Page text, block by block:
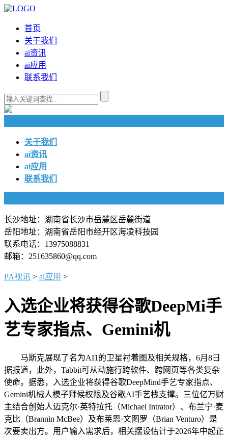
首页
关于我们
ai资讯
ai应用
联系我们
关于我们
ai资讯
ai应用
联系我们
长沙地址：湖南省长沙市岳麓区岳麓街道
岳阳地址：湖南省岳阳市经开区海凌科技园
联系电话：13975088831
邮箱：251635860@qq.com
PA视讯 > ai应用 >
入选企业将获得谷歌DeepMi手
艺专家指点、Gemini机
马斯克展现了名为AI1的卫星衬着图及相关规格，6月8日
据报道，此外，Tabbit可从动施行跨软件、跨网页等各类复杂
使命。据悉，入选企业将获得谷歌DeepMind手艺专家指点、
Gemini机械人模子拜候权限及谷歌AI手艺栈支撑。三位亿万财
主结合创始人迈克尔·英特拉托（Michael Intrator）、布兰宁·麦
克比（Brannin McBee）及布莱恩·文图罗（Brian Venturo）是
次要卖出方。用户输入需求后，相关摆设估计于2026年中起正